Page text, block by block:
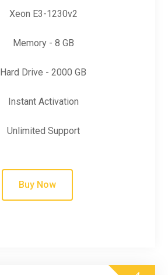
Xeon E3-1230v2
Memory - 8 GB
Hard Drive - 2000 GB
Instant Activation
Unlimited Support
Buy Now